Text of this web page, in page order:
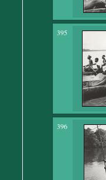
395
396